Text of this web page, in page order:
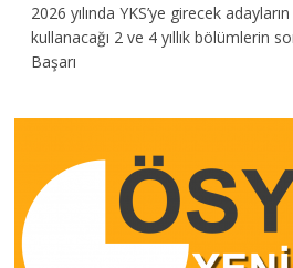
2026 yılında YKS’ye girecek
kullanacağı 2 ve 4 yıllık bölümlerin
Başarı